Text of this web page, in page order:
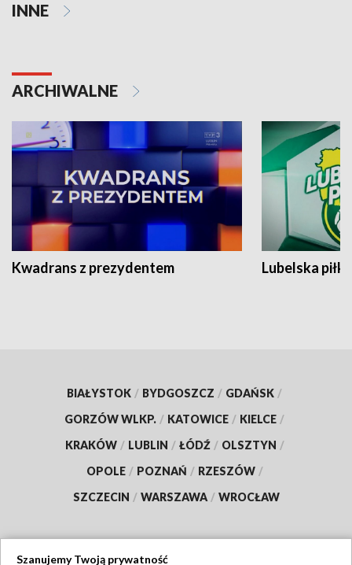
INNE
ARCHIWALNE
Kwadrans z prezydentem Lubelska piłka
BIAŁYSTOK / BYDGOSZCZ / GDAŃSK /
GORZÓW WLKP. / KATOWICE / KIELCE /
KRAKÓW / LUBLIN / ŁÓDŹ / OLSZTYN /
OPOLE / POZNAŃ / RZESZÓW /
SZCZECIN / WARSZAWA / WROCŁAW
Szanujemy Twoją prywatność